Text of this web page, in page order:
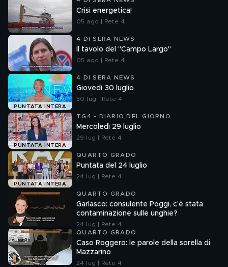
Crisi energetica!
05 ago | Rete 4
4 DI SERA NEWS
Il tavolo del "Campo Largo"
05 ago | Rete 4
PUNTATA INTERA
4 DI SERA NEWS
Giovedì 30 luglio
30 lug | Rete 4
PUNTATA INTERA
TG4 - DIARIO DEL GIORNO
Mercoledì 29 luglio
29 lug | Rete 4
PUNTATA INTERA
QUARTO GRADO
Puntata del 24 luglio
24 lug | Rete 4
QUARTO GRADO
Garlasco: consulente Poggi, c'è stata
contaminazione sulle unghie?
24 lug | Rete 4
QUARTO GRADO
Caso Roggero: le parole della sorella di
Mazzarino
24 lug | Rete 4